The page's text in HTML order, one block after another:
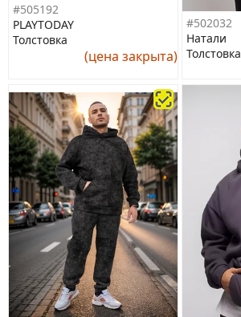
#505192
PLAYTODAY
Толстовка
(цена закрыта)
#502032
Натали
Толстовка